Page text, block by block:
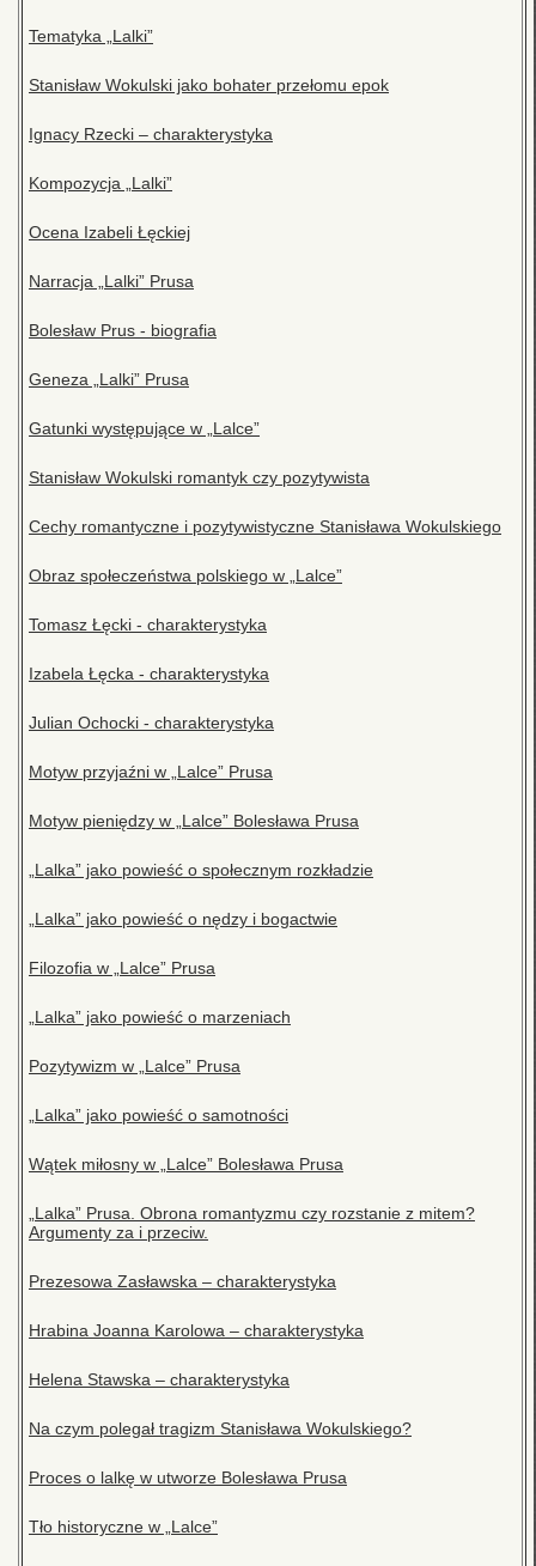
Tematyka „Lalki”
Stanisław Wokulski jako bohater przełomu epok
Ignacy Rzecki – charakterystyka
Kompozycja „Lalki”
Ocena Izabeli Łęckiej
Narracja „Lalki” Prusa
Bolesław Prus - biografia
Geneza „Lalki” Prusa
Gatunki występujące w „Lalce”
Stanisław Wokulski romantyk czy pozytywista
Cechy romantyczne i pozytywistyczne Stanisława Wokulskiego
Obraz społeczeństwa polskiego w „Lalce”
Tomasz Łęcki - charakterystyka
Izabela Łęcka - charakterystyka
Julian Ochocki - charakterystyka
Motyw przyjaźni w „Lalce” Prusa
Motyw pieniędzy w „Lalce” Bolesława Prusa
„Lalka” jako powieść o społecznym rozkładzie
„Lalka” jako powieść o nędzy i bogactwie
Filozofia w „Lalce” Prusa
„Lalka” jako powieść o marzeniach
Pozytywizm w „Lalce” Prusa
„Lalka” jako powieść o samotności
Wątek miłosny w „Lalce” Bolesława Prusa
„Lalka” Prusa. Obrona romantyzmu czy rozstanie z mitem?
Argumenty za i przeciw.
Prezesowa Zasławska – charakterystyka
Hrabina Joanna Karolowa – charakterystyka
Helena Stawska – charakterystyka
Na czym polegał tragizm Stanisława Wokulskiego?
Proces o lalkę w utworze Bolesława Prusa
Tło historyczne w „Lalce”